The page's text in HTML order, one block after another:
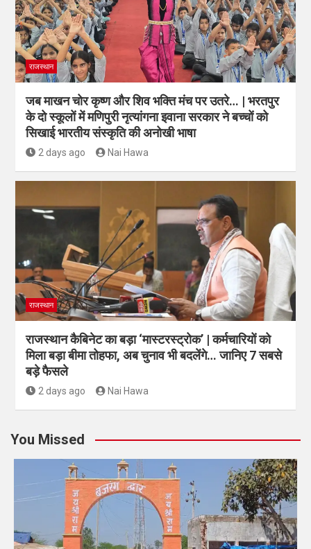
राजस्थान
जब माखन चोर कृष्ण और शिव भक्ति मंच पर उतरे… | भरतपुर
के दो स्कूलों में मणिपुरी नृत्यांगना इवाना सरकार ने बच्चों को
सिखाई भारतीय संस्कृति की अनोखी भाषा
2 days ago Nai Hawa
राजस्थान
राजस्थान कैबिनेट का बड़ा ‘मास्टरस्ट्रोक’ | कर्मचारियों को
मिला बड़ा बीमा तोहफा, अब चुनाव भी बदलेंगे… जानिए 7 सबसे
बड़े फैसले
2 days ago Nai Hawa
You Missed